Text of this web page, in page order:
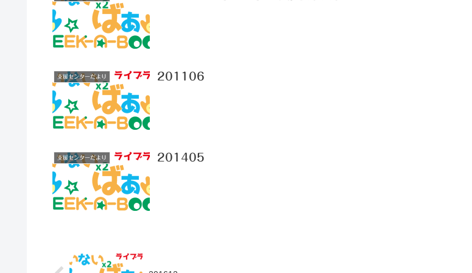
支援センターだより 201106
支援センターだより 201405